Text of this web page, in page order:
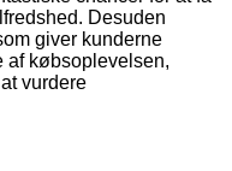
Desuden
giver kunderne
af købsoplevelsen,
vurdere